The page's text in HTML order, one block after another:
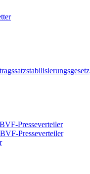
Presseverteiler
Presseverteiler